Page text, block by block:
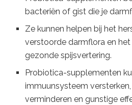
bacteriën of gist die je
Ze kunnen helpen bij het
verstoorde darmflora en
gezonde spijsvertering.
Probiotica-supplementen
immuunsysteem
verminderen en gunstige